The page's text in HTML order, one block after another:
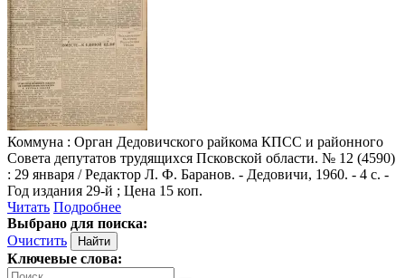
Коммуна : Орган Дедовичского райкома КПСС и районного
Совета депутатов трудящихся Псковской области. № 12 (4590)
: 29 января / Редактор Л. Ф. Баранов. - Дедовичи, 1960. - 4 с. -
Год издания 29-й ; Цена 15 коп.
Читать Подробнее
Выбрано для поиска:
Очистить
Ключевые слова: